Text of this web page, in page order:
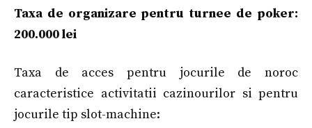
Taxa de organizare pentru turnee de poker:
200.000 lei
Taxa de acces pentru jocurile de noroc
caracteristice activitatii cazinourilor si pentru
jocurile tip slot-machine: